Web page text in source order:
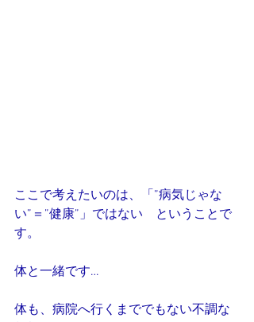
ここで考えたいのは、「”病気じゃな
い”＝”健康”」ではない　ということで
す。
体と一緒です…
体も、病院へ行くまででもない不調な